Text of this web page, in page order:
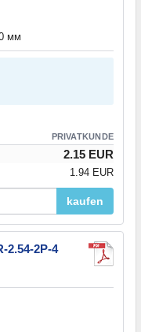
мм
PRIVATKUNDE
2.15 EUR
1.94 EUR
kaufen
2.54-2P-4